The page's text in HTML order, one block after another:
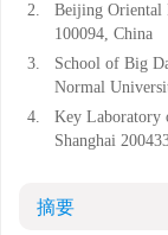
2.
Beijing Oriental
100094, China
3.
School of Big
Normal
4.
Key Laboratory
Shanghai
摘要